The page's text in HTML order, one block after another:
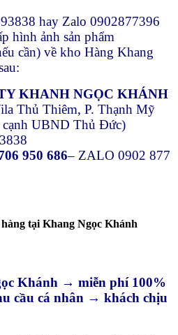
hay Zalo 0902877396
hình ảnh sản phẩm
cần) về kho Hàng Khang
KHANH NGỌC KHÁNH
Thủ Thiêm, P. Thạnh Mỹ
UBND Thủ Đức)
950 686– ZALO 0902 877
tại Khang Ngọc Khánh
Khánh → miễn phí 100%
cầu cá nhân → khách chịu